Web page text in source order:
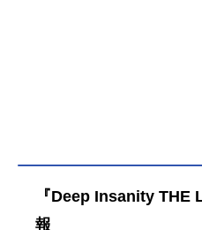
『Deep Insanity THE
報